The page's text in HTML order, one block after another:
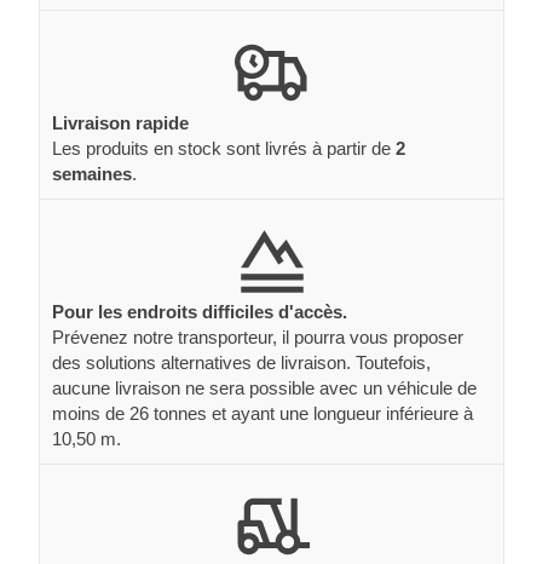
Livraison rapide
Les produits en stock sont livrés à partir de 2
semaines.
Pour les endroits difficiles d'accès.
Prévenez notre transporteur, il pourra vous proposer
des solutions alternatives de livraison. Toutefois,
aucune livraison ne sera possible avec un véhicule de
moins de 26 tonnes et ayant une longueur inférieure à
10,50 m.